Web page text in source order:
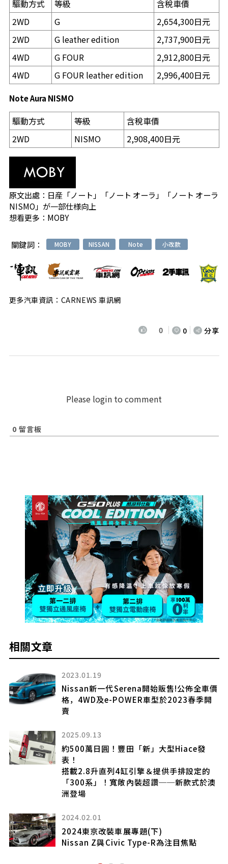
驅動方式 等級
含稅車價
2WD
G
2,654,300日元
2WD
G leather edition
2,737,900日元
4WD
G FOUR
2,912,800日元
4WD
G FOUR leather edition 2,996,400日元
Note Aura NISMO
驅動方式 等級
含稅車價
2WD
NISMO 2,908,400日元
原文出處： 日産「ノート」「ノート オーラ」「ノート オーラ
NISMO」が一部仕様向上
想看更多： MOBY
關鍵詞： MOBY NISSAN Note 小改款
更多汽車資訊：CARNEWS 車訊網
0 0 分享
Please login to comment
0 留言板
相關文章
售!公佈全車價
2023春季開
型Hiace發
目焦點
新一代Tundra的TRD Pro登場
專屬輪圈 以碳纖維材料輕量化
Volvo XC60小改款上市
2025.10.26
吉姆尼的古董皮革！內裝由